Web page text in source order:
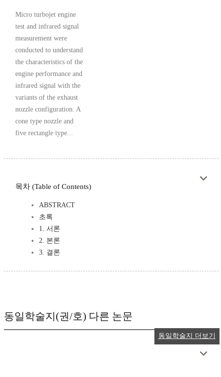
Micro turbojet engine
test and infrared signal
measurement were
conducted to understand
the characteristics of the
engine performance and
infrared signal with the
variants of the exhaust
nozzle configuration. A
cone type nozzle and
five rectangle type...
목차 (Table of Contents)
ABSTRACT
초록
1. 서론
2. 본론
3. 결론
동일학술지(권/호) 다른 논문
동일학술지 더보기